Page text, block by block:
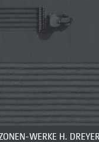
WERKE H.